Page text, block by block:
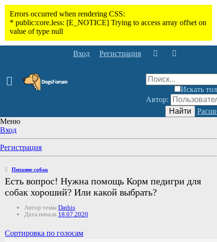
Вход Регистрация
Искать
Автор:
Найти
Меню
Вход
Регистрация
Питание собак
Есть вопрос! Нужна помощь Корм педигри для
собак хороший? Или какой выбрать?
Автор темы Dathis
Дата начала 18.07.2020
Сортировка по голосам